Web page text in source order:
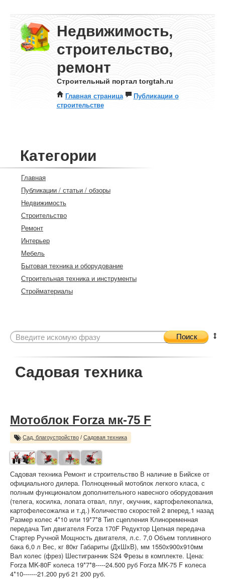
Недвижимость,
строительство,
ремонт
Строительный портал torgtah.ru
Главная страница
Публикации о
строительстве
Категории
Главная
Публикации / статьи / обзоры
Недвижимость
Строительство
Ремонт
Интерьер
Мебель
Бытовая техника и оборудование
Строительная техника и инструменты
Стройматериалы
Поиск
Садовая техника
Мотоблок Forza мк-75 F
Сад, благоустройство / Садовая техника
Садовая техника Ремонт и строительство В наличие в Бийске от
официального дилера. Полноценный мотоблок легкого класа, с
полным функционалом дополнительного навесного оборудования
(телега, косилка, лопата отвал, плуг, окучник, картофелекопалка,
картофелесожалка и т.д.) Количество скоростей 2 вперед,1 назад
Размер колес 4*10 или 19*7*8 Тип сцепления Клиноременная
передача Тип двигателя Forza 170F Редуктор Цепная передача
Стартер Ручной Мощность двигателя, л.с. 7,0 Объем топливного
бака 6,0 л Вес, кг 80кг Габариты (ДхШхВ), мм 1550x900x910мм
Вал колес (фрез) Шестигранник S24 Фрезы в комплекте. Цена:
Forza MK-80F колеса 19*7*8-----24.500 руб Forza MK-75 F колеса
4*10-------21.200 руб 21 200 руб.